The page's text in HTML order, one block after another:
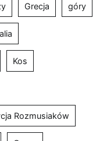
Grecja góry
Kos
Rozmusiaków